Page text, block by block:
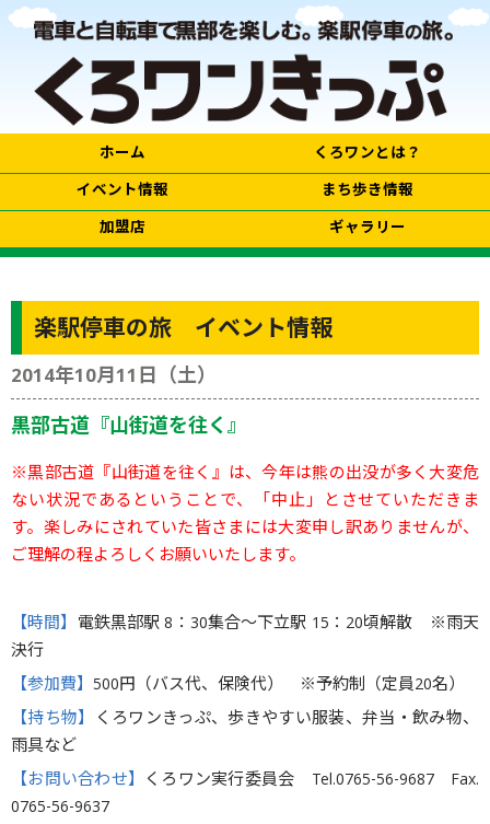
ホーム
くろワンとは？
イベント情報
まち歩き情報
加盟店
ギャラリー
楽駅停車の旅 イベント情報
2014年10月11日（土）
黒部古道『山街道を往く』
※黒部古道『山街道を往く』は、今年は熊の出没が多く大変危
ない状況であるということで、「中止」とさせていただきま
す。 楽しみにされていた皆さまには大変申し訳ありませんが、
ご理解の程よろしくお願いいたします。
【時間】 電鉄黒部駅 8：30集合～下立駅 15：20頃解散 ※雨天
決行
【参加費】 500円（バス代、保険代） ※予約制（定員20名）
【持ち物】 くろワンきっぷ、歩きやすい服装、弁当・飲み物、
雨具など
【お問い合わせ】 くろワン実行委員会 Tel.0765-56-9687 Fax.
0765-56-9637